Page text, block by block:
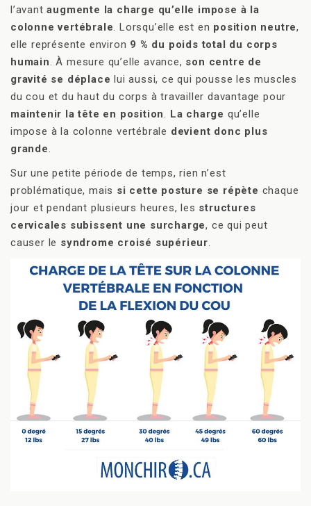
l’avantaugmente la charge qu’elle impose à la
colonne vertébrale. Lorsqu’elle est en position neutre,
elle représente environ 9 % du poids total du corps
humain. À mesure qu’elle avance, son centre de
gravité se déplace lui aussi, ce qui pousse les muscles
du cou et du haut du corps à travailler davantage pour
maintenir la tête en position. La charge qu’elle
impose à la colonne vertébrale devient donc plus
grande.
Sur une petite période de temps, rien n’est
problématique, mais si cette posture se répète chaque
jour et pendant plusieurs heures, les structures
cervicales subissent une surcharge, ce qui peut
causer le syndrome croisé supérieur.